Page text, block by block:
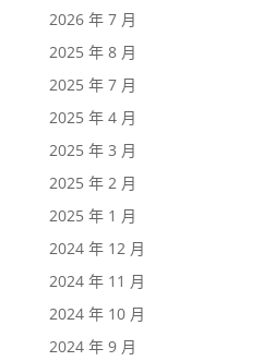
2026 年 7 月
2025 年 8 月
2025 年 7 月
2025 年 4 月
2025 年 3 月
2025 年 2 月
2025 年 1 月
2024 年 12 月
2024 年 11 月
2024 年 10 月
2024 年 9 月